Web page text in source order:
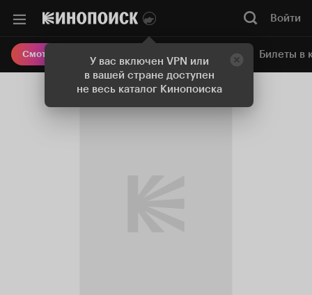
У вас включен VPN или
в вашей стране доступен
не весь каталог Кинопоиска
Войти
Смотреть кино Онлайн-кинотеатр Билеты в